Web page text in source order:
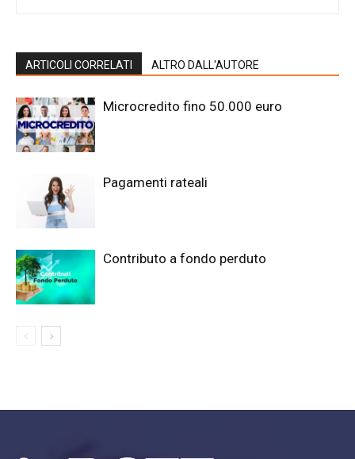
ARTICOLI CORRELATI ALTRO DALL'AUTORE
Microcredito fino 50.000 euro
Pagamenti rateali
Contributo a fondo perduto